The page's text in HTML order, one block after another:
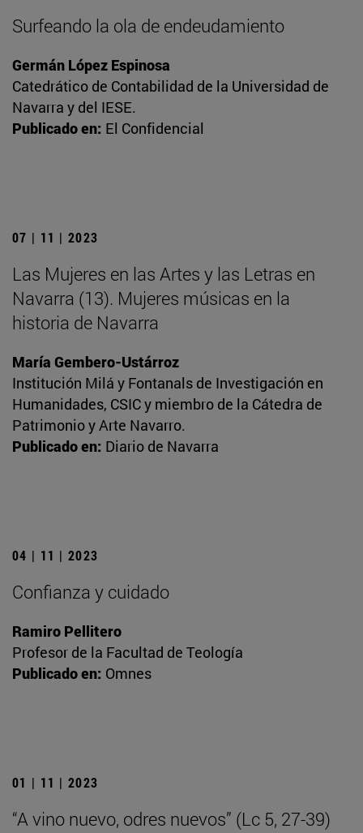
Surfeando la ola de endeudamiento
Germán López Espinosa
Catedrático de Contabilidad de la Universidad de
Navarra y del IESE.
Publicado en: El Confidencial
07 | 11 | 2023
Las Mujeres en las Artes y las Letras en
Navarra (13). Mujeres músicas en la
historia de Navarra
María Gembero-Ustárroz
Institución Milá y Fontanals de Investigación en
Humanidades, CSIC y miembro de la Cátedra de
Patrimonio y Arte Navarro.
Publicado en: Diario de Navarra
04 | 11 | 2023
Confianza y cuidado
Ramiro Pellitero
Profesor de la Facultad de Teología
Publicado en: Omnes
01 | 11 | 2023
“A vino nuevo, odres nuevos” (Lc 5, 27-39)